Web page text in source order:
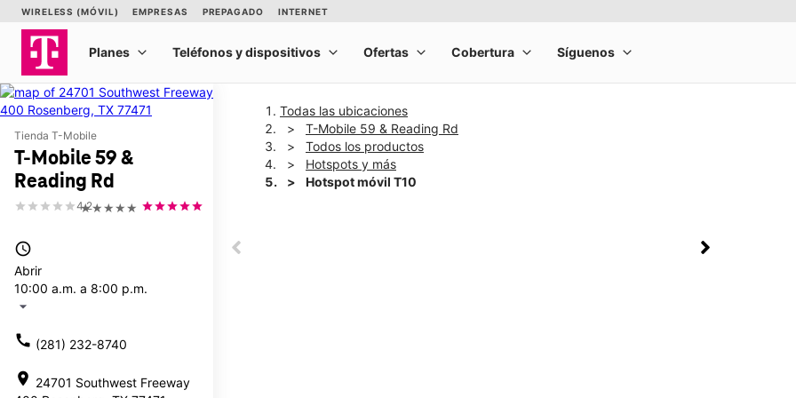
Tienda T-Mobile
T-Mobile 59 &
Reading Rd
★★★★★
4.2
access_time
Abrir
10:00 a.m. a 8:00 p.m.
arrow_drop_down
call (281) 232-8740
location_on 24701 Southwest Freeway
Todas las ubicaciones
T-Mobile 59 & Reading Rd
Todos los productos
Hotspots y más
Hotspot móvil T10
This carousel shows one large product image at a time. Use the Previous and Next buttons